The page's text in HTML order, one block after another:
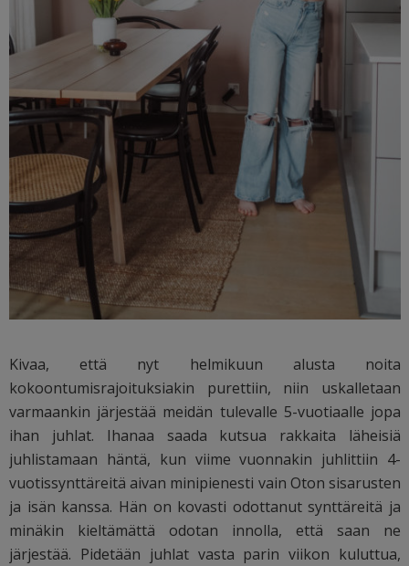
Kivaa, että nyt helmikuun alusta noita
kokoontumisrajoituksiakin purettiin, niin uskalletaan
varmaankin järjestää meidän tulevalle 5-vuotiaalle jopa
ihan juhlat. Ihanaa saada kutsua rakkaita läheisiä
juhlistamaan häntä, kun viime vuonnakin juhlittiin 4-
vuotissynttäreitä aivan minipienesti vain Oton sisarusten
ja isän kanssa. Hän on kovasti odottanut synttäreitä ja
minäkin kieltämättä odotan innolla, että saan ne
järjestää. Pidetään juhlat vasta parin viikon kuluttua,